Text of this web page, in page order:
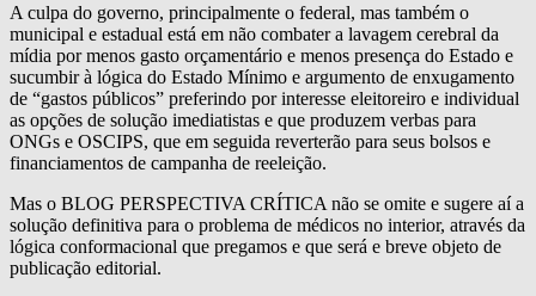
A culpa do governo, principalmente o federal, mas também o
municipal e estadual está em não combater a lavagem cerebral da
mídia por menos gasto orçamentário e menos presença do Estado e
sucumbir à lógica do Estado Mínimo e argumento de enxugamento
de “gastos públicos” preferindo por interesse eleitoreiro e individual
as opções de solução imediatistas e que produzem verbas para
ONGs e OSCIPS, que em seguida reverterão para seus bolsos e
financiamentos de campanha de reeleição.
Mas o BLOG PERSPECTIVA CRÍTICA não se omite e sugere aí a
solução definitiva para o problema de médicos no interior, através da
lógica conformacional que pregamos e que será e breve objeto de
publicação editorial.